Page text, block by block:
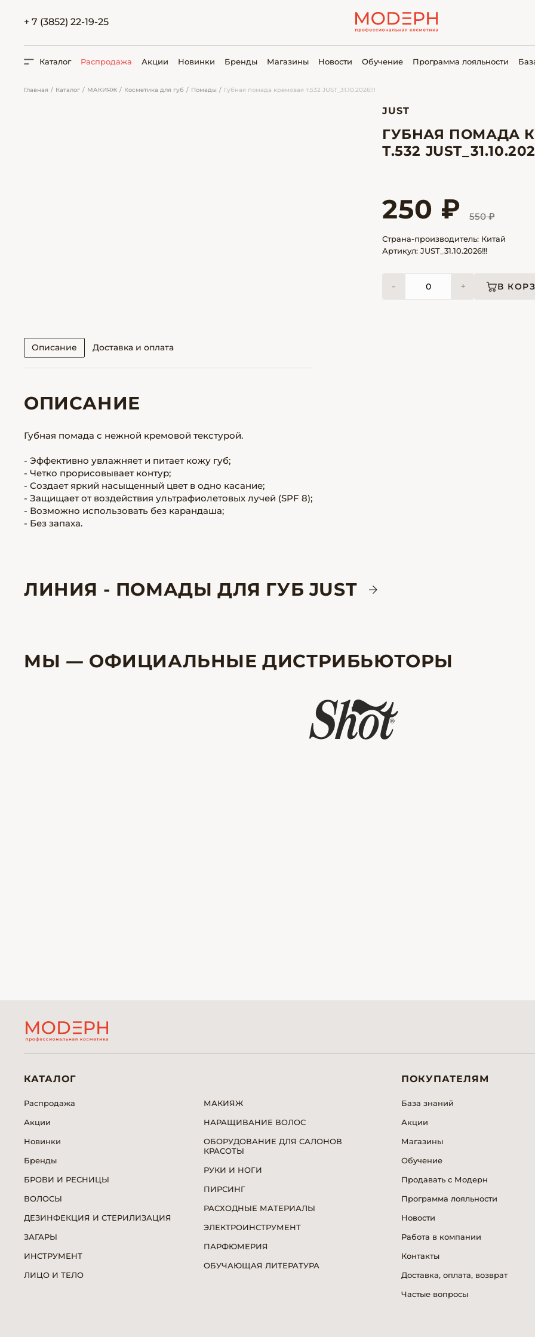
+ 7 (3852) 22-19-25
Каталог Распродажа Акции Новинки Бренды Магазины Новости Обучение Программа лояльности
Главная Каталог МАКИЯЖ Косметика для губ Помады Губная помада кремовая т.532 JUST_31.10.2026!!!
JUST
ГУБНАЯ ПОМАДА
Т.532
250 ₽ 550 ₽
Страна-производитель: Китай
Артикул: JUST_31.10.2026!!!
- + В
Описание Доставка и оплата
ОПИСАНИЕ
Губная помада с нежной кремовой текстурой.
- Эффективно увлажняет и питает кожу губ;
- Четко прорисовывает контур;
- Создает яркий насыщенный цвет в одно касание;
- Защищает от воздействия ультрафиолетовых лучей (SPF 8);
- Возможно использовать без карандаша;
- Без запаха.
ЛИНИЯ - ПОМАДЫ ДЛЯ ГУБ JUST
МЫ — ОФИЦИАЛЬНЫЕ ДИСТРИБЬЮТОРЫ
КАТАЛОГ
Распродажа
Акции
Новинки
Бренды
БРОВИ И РЕСНИЦЫ
ВОЛОСЫ
ДЕЗИНФЕКЦИЯ И СТЕРИЛИЗАЦИЯ
ЗАГАРЫ
ИНСТРУМЕНТ
ЛИЦО И ТЕЛО
МАКИЯЖ
НАРАЩИВАНИЕ ВОЛОС
ОБОРУДОВАНИЕ ДЛЯ САЛОНОВ
КРАСОТЫ
РУКИ И НОГИ
ПИРСИНГ
РАСХОДНЫЕ МАТЕРИАЛЫ
ЭЛЕКТРОИНСТРУМЕНТ
ПАРФЮМЕРИЯ
ОБУЧАЮЩАЯ ЛИТЕРАТУРА
ПОКУПАТЕЛЯМ
База знаний
Акции
Магазины
Обучение
Продавать с Модерн
Программа лояльности
Новости
Работа в компании
Контакты
Доставка, оплата, возврат
Частые вопросы